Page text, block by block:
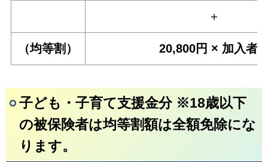
＋
（均等割） 20,800円 × 加入者
子ども・子育て支援金分 ※18歳以下
の被保険者は均等割額は全額免除にな
ります。